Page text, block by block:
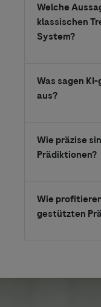
Welche
klassischen
System?
Was sagen
aus?
Wie präzise
Prädiktionen?
Wie
gestützten